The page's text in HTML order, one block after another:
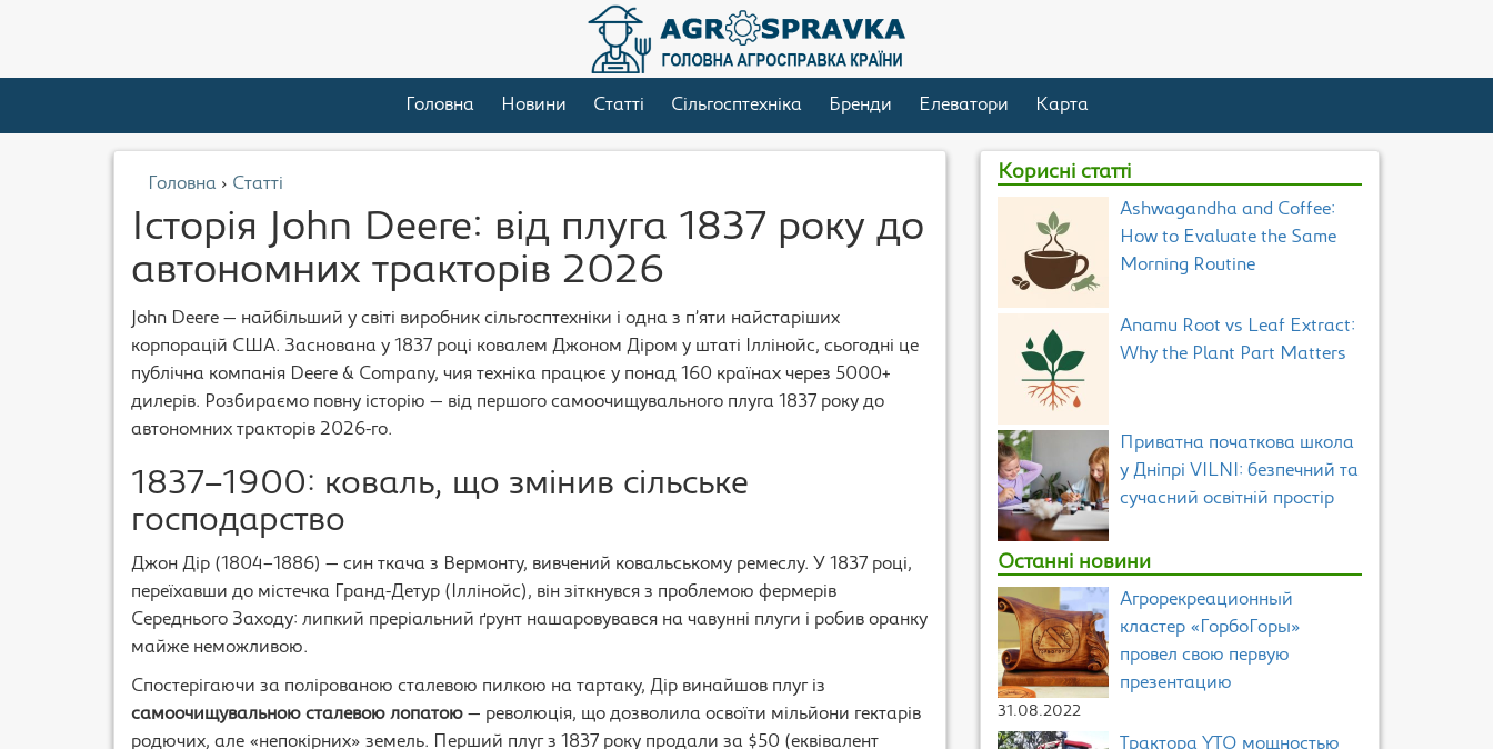
Головна Новини Статті Сільгосптехніка Бренди Елеватори Карта
Головна › Статті
Історія John Deere: від плуга 1837 року до
автономних тракторів 2026
John Deere — найбільший у світі виробник сільгосптехніки і одна з п’яти найстаріших
корпорацій США. Заснована у 1837 році ковалем Джоном Діром у штаті Іллінойс, сьогодні це
публічна компанія Deere & Company, чия техніка працює у понад 160 країнах через 5000+
дилерів. Розбираємо повну історію — від першого самоочищувального плуга 1837 року до
автономних тракторів 2026-го.
1837–1900: коваль, що змінив сільське
господарство
Джон Дір (1804–1886) — син ткача з Вермонту, вивчений ковальському ремеслу. У 1837 році,
переїхавши до містечка Гранд-Детур (Іллінойс), він зіткнувся з проблемою фермерів
Середнього Заходу: липкий преріальний ґрунт нашаровувався на чавунні плуги і робив оранку
майже неможливою.
Спостерігаючи за полірованою сталевою пилкою на тартаку, Дір винайшов плуг із
самоочищувальною сталевою лопатою — революція, що дозволила освоїти мільйони гектарів
родючих, але «непокірних» земель. Перший плуг з 1837 року продали за $50 (еквівалент
Корисні статті
Ashwagandha and Coffee:
How to Evaluate the Same
Morning Routine
Anamu Root vs Leaf Extract:
Why the Plant Part Matters
Приватна початкова школа
у Дніпрі VILNI: безпечний та
сучасний освітній простір
Останні новини
Агрорекреационный
кластер «ГорбоГоры»
провел свою первую
презентацию
31.08.2022
Трактора YTO мощностью